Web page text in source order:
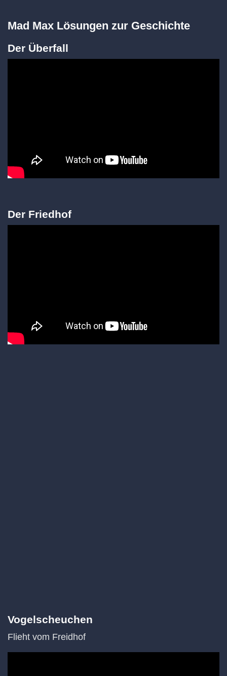
Mad Max Lösungen zur Geschichte
Der Überfall
Der Friedhof
Vogelscheuchen
Flieht vom Freidhof